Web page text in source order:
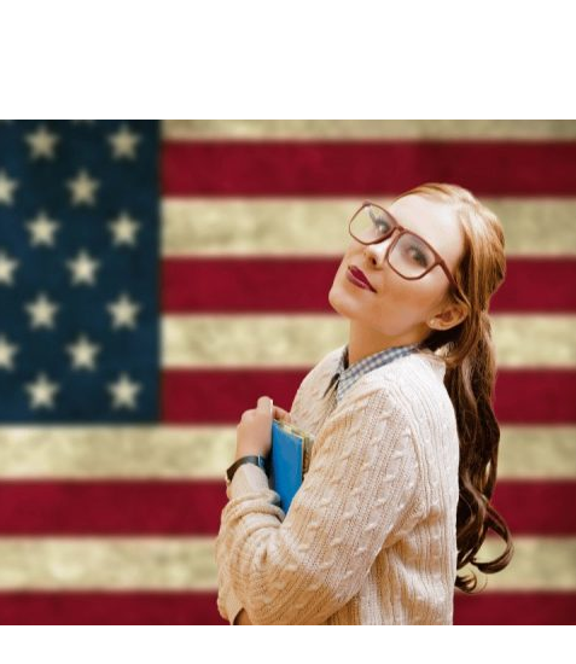
LOS 12 HÁBITOS SECRETOS PARA
DOMINAR TUS FINANZAS PERSONALES